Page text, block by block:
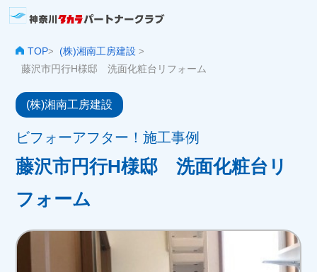
TOP> (株)湘南工房建設>
藤沢市円行H様邸 洗面化粧台リフォーム
(株)湘南工房建設
ビフォーアフター！施工事例
藤沢市円行H様邸 洗面化粧台リ
フォーム